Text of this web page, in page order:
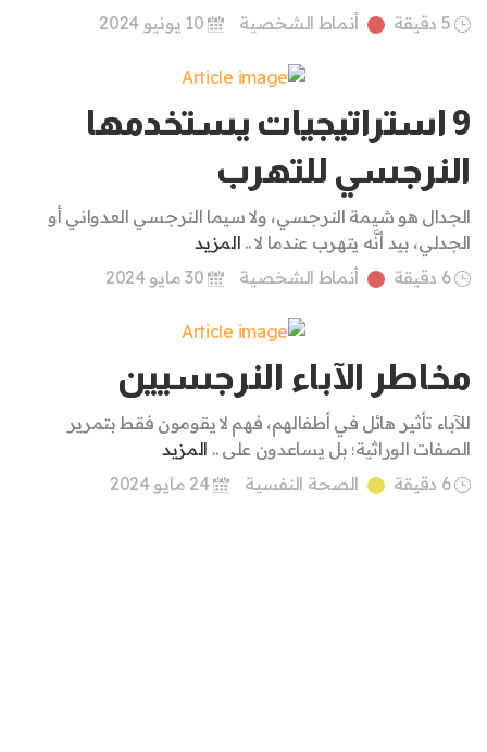
5 دقيقة
أنماط الشخصية
9 استراتيجيات يستخدمها
النرجسي للتهرب
الجدال هو شيمة النرجسي، ولا سيما النرجسي العدواني أو
الجدلي، بيد أنَّه يتهرب عندما لا .. المزيد
6 دقيقة
أنماط الشخصية
مخاطر الآباء النرجسيين
للآباء تأثير هائل في أطفالهم، فهم لا يقومون فقط بتمرير
الصفات الوراثية؛ بل يساعدون على .. المزيد
6 دقيقة
الصحة النفسية 24 مايو 2024